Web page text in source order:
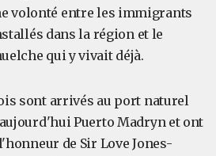
volonté entre les immigrants
dans la région et le
qui y vivait déjà.
sont arrivés au port naturel
Puerto Madryn et ont
de Sir Love Jones-